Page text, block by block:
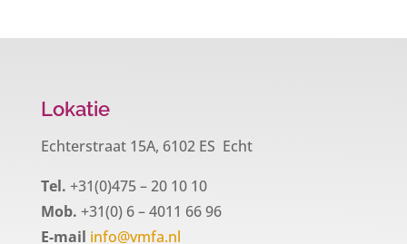
Lokatie
Echterstraat 15A, 6102 ES Echt
Tel. +31(0)475 – 20 10 10
Mob. +31(0) 6 – 4011 66 96
E-mail info@vmfa.nl